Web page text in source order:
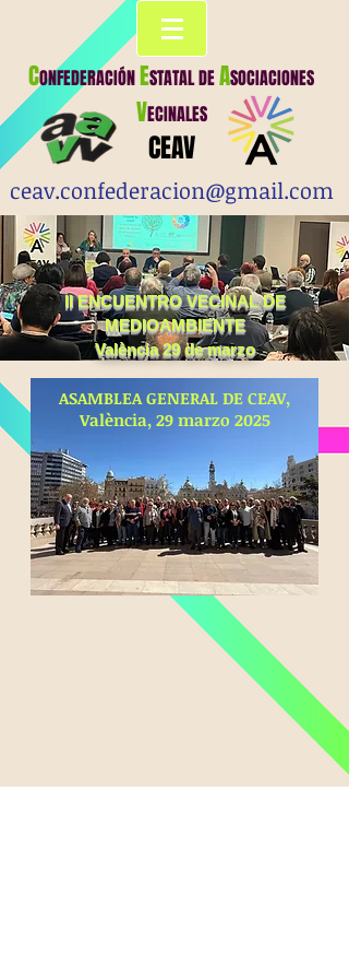
CONFEDERACIÓNESTATALDEASOCIACIONES
VECINALES
CEAV
ceav.confederacion@gmail.com
II ENCUENTRO VECINAL DE
MEDIOAMBIENTE
València 29 de marzo
ASAMBLEA GENERAL DE CEAV,
València, 29 marzo 2025